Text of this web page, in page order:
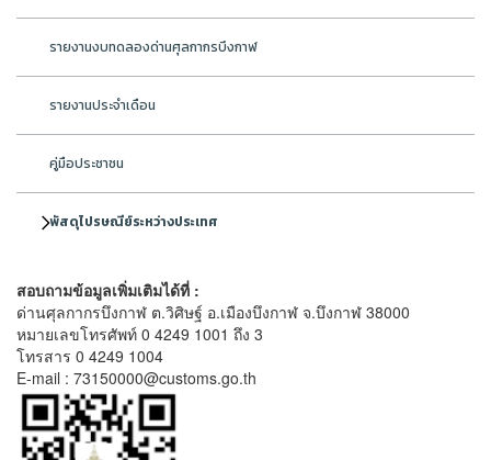
รายงานงบทดลองด่านศุลกากรบึงกาฬ
รายงานประจำเดือน
คู่มือประชาชน
พัสดุไปรษณีย์ระหว่างประเทศ
สอบถามข้อมูลเพิ่มเติมได้ที่ :
ด่านศุลกากรบึงกาฬ ต.วิศิษฐ์ อ.เมืองบึงกาฬ จ.บึงกาฬ 38000
หมายเลขโทรศัพท์ 0 4249 1001 ถึง 3
โทรสาร 0 4249 1004
E-mail : 73150000@customs.go.th